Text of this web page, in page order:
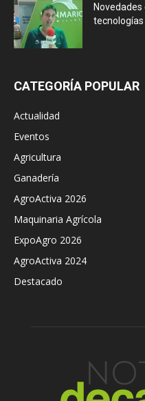
tecnologías
CATEGORÍA POPULAR
Actualidad
Eventos
Agricultura
Ganadería
AgroActiva 2026
Maquinaria Agrícola
ExpoAgro 2026
AgroActiva 2024
Destacado